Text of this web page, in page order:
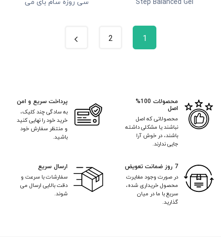
Step Balanced Gel
سی روزه سام بای می
Green Tea Tox Bubble
1
2
محصولات 100%
اصل
محصولاتی که اصل
نباشند یا مشکلی داشته
باشند، در خوش آرا
جایی ندارند.
پرداخت سریع و امن
به سادگی چند کلیک،
خرید خود را نهایی کنید
و منتظر سفارش خود
باشید.
7 روز ضمانت تعویض
در صورت وجود مغایرت
محصول خریداری شده،
سریع با ما در میان
گذارید.
ارسال سریع
سفارشات با سرعت و
دقت بالایی ارسال می
شوند.